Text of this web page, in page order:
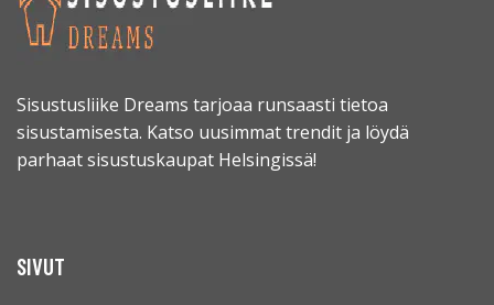
Sisustusliike Dreams tarjoaa runsaasti tietoa
sisustamisesta. Katso uusimmat trendit ja löydä
parhaat sisustuskaupat Helsingissä!
SIVUT